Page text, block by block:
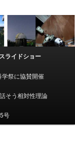
ライドショー
祭に協賛開催
そう相対性理論
号